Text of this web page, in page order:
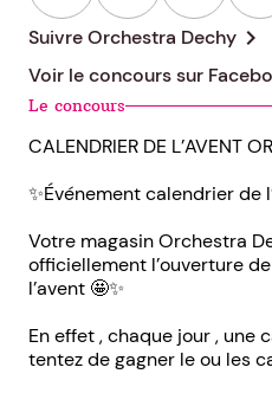
Suivre Orchestra Dechy chevron_right
Voir le concours sur
Le concours
CALENDRIER DE L’AVENT
✨Événement calendrier de
Votre magasin Orchestra
officiellement l’ouverture
l’avent 🤩✨
En effet , chaque jour , une
tentez de gagner le ou les